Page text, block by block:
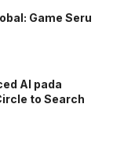
Game Seru
AI pada
to Search